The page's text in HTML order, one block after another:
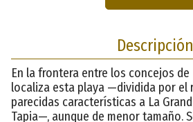
Descripción
En la frontera entre los concejos de
localiza esta playa —dividida por el
parecidas características a La
Tapia—, aunque de menor tamaño.